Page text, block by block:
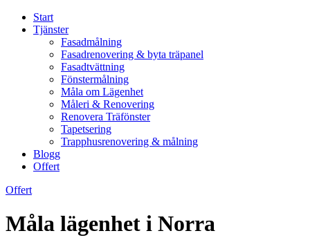
Start
Tjänster
Fasadmålning
Fasadrenovering & byta träpanel
Fasadtvättning
Fönstermålning
Måla om Lägenhet
Måleri & Renovering
Renovera Träfönster
Tapetsering
Trapphusrenovering & målning
Blogg
Offert
Offert
Måla lägenhet i Norra